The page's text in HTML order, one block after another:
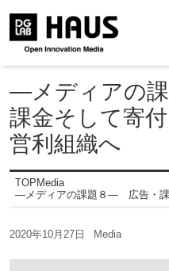
―メディアの
課金そして寄
営利組織へ
TOP Media
2020年10月27日 Media